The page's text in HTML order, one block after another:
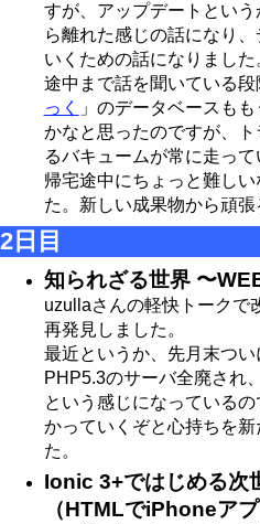
すが、アップデートとい
ら離れた感じの話になり
いくための話になりました
途中まで話を聞いている段
っく
」のデータベースも
かなと思ったのですが、
るバキュームが常に走って
帰宅途中にちょっと難し
た。新しい成果物から頑張
2日目
知られざる世界 〜
uzullaさんの軽快トークで
再発見しました。
最近というか、先月末つ
PHP5.3のサーバ全廃され
という感じになっている
かっていくぞと心持ちを
た。
Ionic 3+ではじめる次
（HTMLでiPhoneア